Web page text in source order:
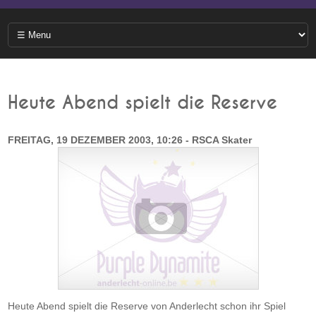
Heute Abend spielt die Reserve
FREITAG, 19 DEZEMBER 2003, 10:26 - RSCA Skater
Heute Abend spielt die Reserve von Anderlecht schon ihr Spiel